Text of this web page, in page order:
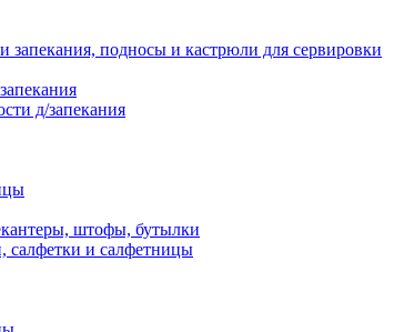
запекания, подносы и кастрюли для сервировки
д/запекания
штофы, бутылки
салфетки и салфетницы